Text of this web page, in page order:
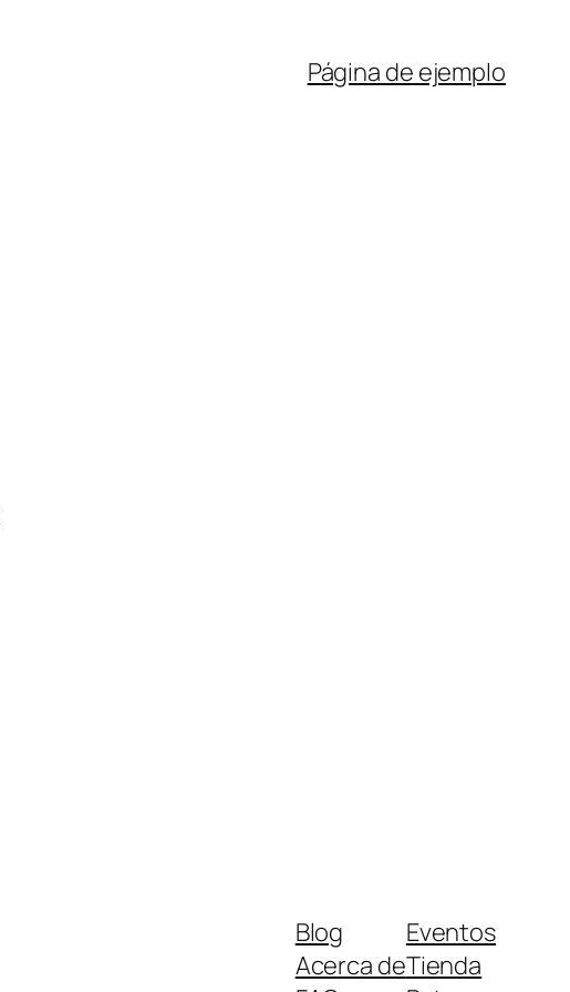
Página de ejemplo
Blog
Acerca de
Eventos
Tienda